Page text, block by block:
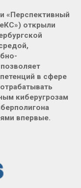
«Перспективный
открыли
в сфере
киберугрозам
впервые.